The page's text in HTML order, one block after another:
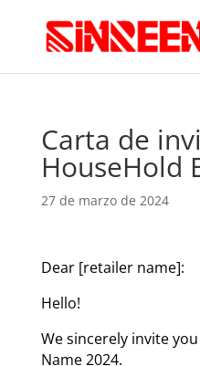
Carta de
HouseHold
27 de marzo de 2024
Dear [retailer name]:
Hello!
We sincerely invite
Name 2024.